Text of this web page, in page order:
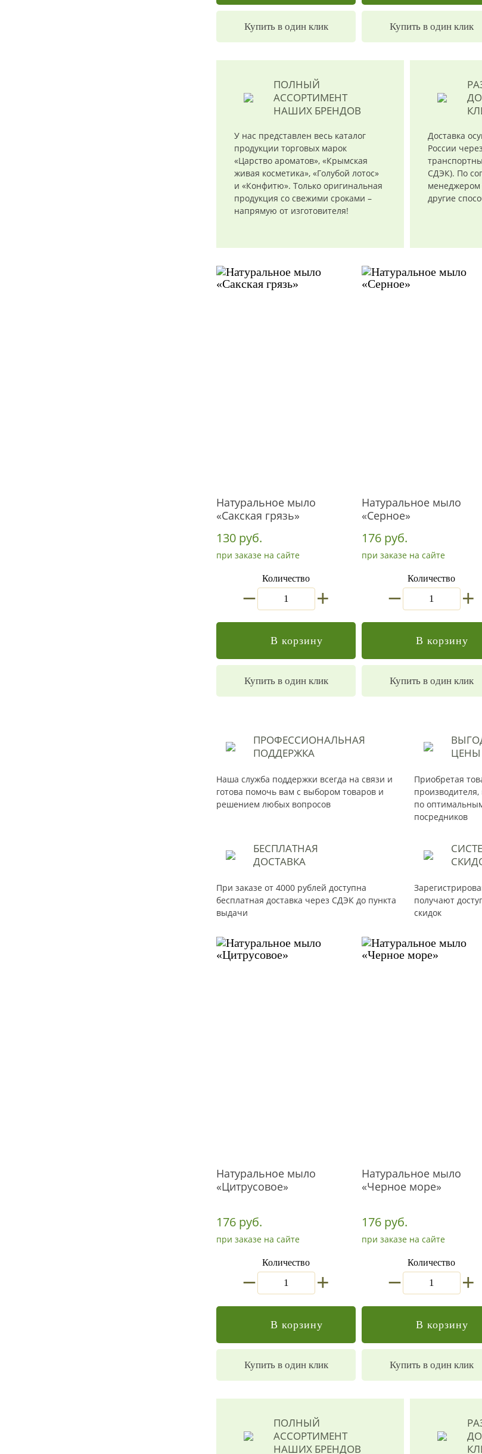
Купить в один клик Купить в один клик
ПОЛНЫЙ
АССОРТИМЕНТ
НАШИХ БРЕНДОВ
У нас представлен весь каталог
продукции торговых марок
«Царство ароматов», «Крымская
живая косметика», «Голубой лотос»
и «Конфитю». Только оригинальная
продукция со свежими сроками –
напрямую от изготовителя!
Доставка
России
СДЭК). По
другие
Натуральное мыло
«Сакская грязь»
130 руб.
при заказе на сайте
Количество
+
В корзину
Купить в один клик
Натуральное мыло
«Серное»
176 руб.
при заказе на сайте
Количество
+
В корзину
Купить в один клик
ПРОФЕССИОНАЛЬНАЯ
ПОДДЕРЖКА
Наша служба поддержки всегда на связи и
готова помочь вам с выбором товаров и
решением любых вопросов
ЦЕНЫ
Приобретая
по
посредников
БЕСПЛАТНАЯ
ДОСТАВКА
При заказе от 4000 рублей доступна
бесплатная доставка через СДЭК до пункта
выдачи
получают
скидок
Натуральное мыло
«Цитрусовое»
176 руб.
при заказе на сайте
Количество
+
В корзину
Купить в один клик
Натуральное мыло
«Черное море»
176 руб.
при заказе на сайте
Количество
+
В корзину
Купить в один клик
ПОЛНЫЙ
АССОРТИМЕНТ
НАШИХ БРЕНДОВ